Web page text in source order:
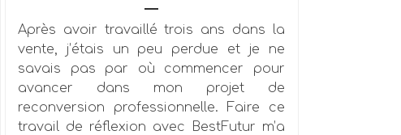
Après avoir travaillé trois ans dans la
vente, j’étais un peu perdue et je ne
savais pas par où commencer pour
avancer dans mon projet de
reconversion professionnelle. Faire ce
travail de réflexion avec BestFutur m’a